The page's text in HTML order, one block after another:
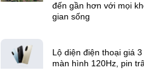
đến gần hơn với mọi
gian sống
Lộ diện điện thoại giá 3
màn hình 120Hz, pin